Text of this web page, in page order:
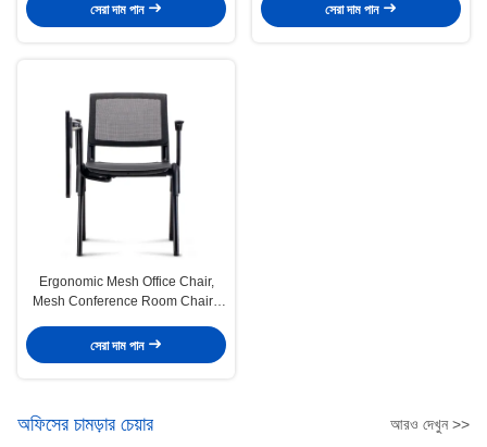
সেরা দাম পান সেরা দাম পান
Ergonomic Mesh Office Chair,
Mesh Conference Room Chairs
(ফোল্ডেবল লেখার ট্যাবলেট সহ এর্গোনমিক জাল
অফিস চেয়ার, জাল কনফারেন্স রুম চেয়ার)
সেরা দাম পান
অফিসের চামড়ার চেয়ার আরও দেখুন >>